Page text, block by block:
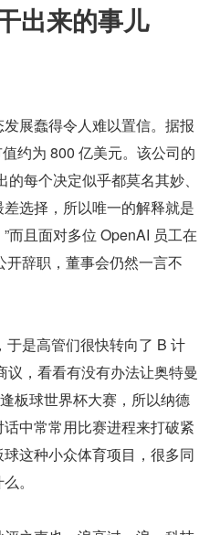
出来的事儿
展蠢得令人难以置信。据报
约为 800 亿美元。该公司的
每个决定似乎都莫名其妙、
选择，所以唯一的解释就是
而且面对多位 OpenAI 员工在
辞职，董事会仍然一言不
是高管们很快转向了 B 计
议，看看有没有办法让奥特曼
板球世界杯大赛，所以纳德
中常常用比赛进程来打破紧
这种小众体育项目，很多同
。